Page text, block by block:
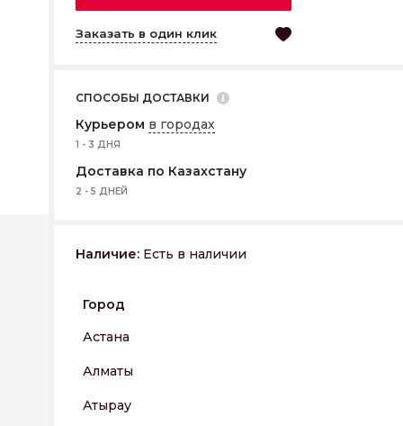
Заказать в один клик
СПОСОБЫ ДОСТАВКИ
Курьером в городах
1 - 3 ДНЯ
Доставка по Казахстану
2 - 5 ДНЕЙ
Наличие: Есть в наличии
Город
Астана
Алматы
Атырау